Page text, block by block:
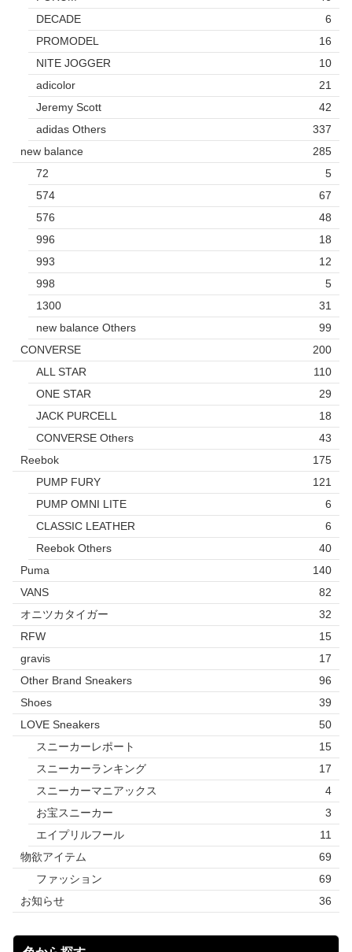
DECADE
6
PROMODEL
16
NITE JOGGER
10
adicolor
21
Jeremy Scott
42
adidas Others
337
new balance
285
72
5
574
67
576
48
996
18
993
12
998
5
1300
31
new balance Others
99
CONVERSE
200
ALL STAR
110
ONE STAR
29
JACK PURCELL
18
CONVERSE Others
43
Reebok
175
PUMP FURY
121
PUMP OMNI LITE
6
CLASSIC LEATHER
6
Reebok Others
40
Puma
140
VANS
82
オニツカタイガー
32
RFW
15
gravis
17
Other Brand Sneakers
96
Shoes
39
LOVE Sneakers
50
スニーカーレポート
15
スニーカーランキング
17
スニーカーマニアックス
4
お宝スニーカー
3
エイプリルフール
11
物欲アイテム
69
ファッション
69
お知らせ
36